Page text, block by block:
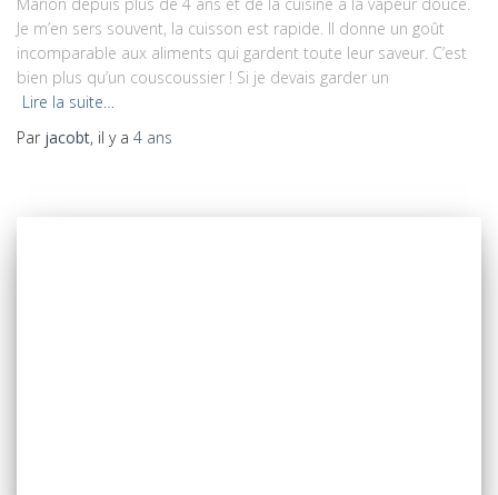
Je m’en sers souvent, la cuisson est rapide. Il donne un goût
incomparable aux aliments qui gardent toute leur saveur. C’est
bien plus qu’un couscoussier ! Si je devais garder un
Lire la suite…
Par jacobt, il y a 4 ans